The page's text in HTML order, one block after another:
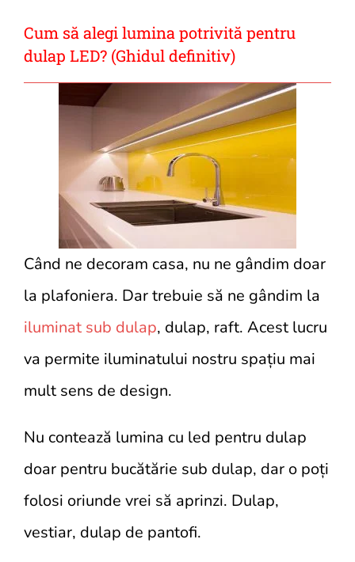
Cum să alegi lumina potrivită pentru
dulap LED? (Ghidul definitiv)
Când ne decoram casa, nu ne gândim doar
la plafoniera. Dar trebuie să ne gândim la
iluminat sub dulap, dulap, raft. Acest lucru
va permite iluminatului nostru spațiu mai
mult sens de design.
Nu contează lumina cu led pentru dulap
doar pentru bucătărie sub dulap, dar o poți
folosi oriunde vrei să aprinzi. Dulap,
vestiar, dulap de pantofi.